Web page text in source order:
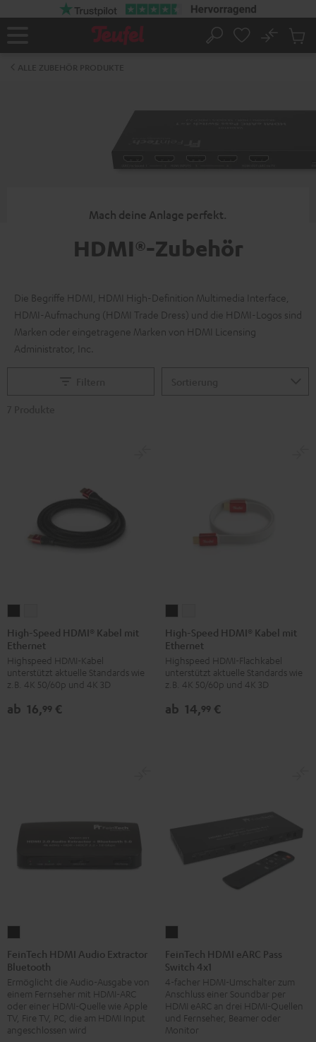
Startseite
Suche
No
Mach deine Anlage perfekt.
HDMI®-Zubehör
Die Begriffe HDMI, HDMI High-Definition Multimedia Interface,
HDMI-Aufmachung (HDMI Trade Dress) und die HDMI-Logos sind
Marken oder eingetragene Marken von HDMI Licensing
Administrator, Inc.
Speed
HDMI®
Kabel
mit
Schwarz
Speed
HDMI®
Kabel
mit
Weiß
High-Speed HDMI® Kabel mit
Ethernet
Highspeed HDMI-Kabel
unterstützt aktuelle Standards wie
z.B. 4K 50/60p und 4K 3D
ab 16,99 €
Speed
HDMI®
Kabel
mit
Schwarz
Speed
HDMI®
Kabel
mit
Weiß
High-Speed HDMI® Kabel mit
Ethernet
Highspeed HDMI-Flachkabel
unterstützt aktuelle Standards wie
z.B. 4K 50/60p und 4K 3D
ab 14,99 €
HDMI
Audio
Extractor
Bluetooth
Schwarz
FeinTech HDMI Audio Extractor
Bluetooth
Ermöglicht die Audio-Ausgabe von
einem Fernseher mit HDMI-ARC
oder einer HDMI-Quelle wie Apple
TV, Fire TV, PC, die am HDMI Input
angeschlossen wird
HDMI
eARC
Pass
Switch
4x1
Schwarz
FeinTech HDMI eARC Pass
Switch 4x1
4-facher HDMI-Umschalter zum
Anschluss einer Soundbar per
HDMI eARC an drei HDMI-Quellen
und Fernseher, Beamer oder
Monitor